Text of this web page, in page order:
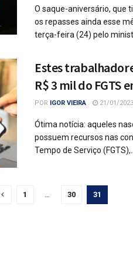
O saque-aniversário, que
os repasses ainda esse
terça-feira (24) pelo
Estes
R$ 3 mil do FGTS
POR IGOR VIEIRA 21/01/2023
Ótima notícia: aqueles
possuem recursos nas
Tempo de Serviço (FGTS),...
1 30 31